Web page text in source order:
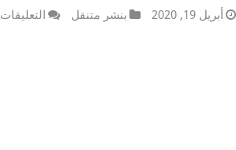
أبريل 19, 2020 بنشر متنقل التعليقات